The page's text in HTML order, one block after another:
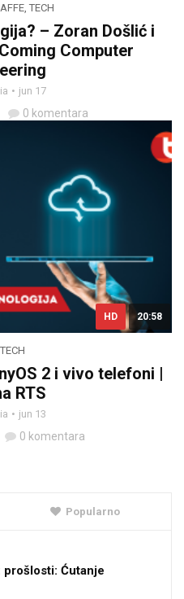
, TECH
– Zoran Došlić i
Computer
jun 17
0 komentara
HD 20:58
TECH
2 i vivo telefoni |
RTS
jun 13
0 komentara
Popularno
prošlosti: Ćutanje